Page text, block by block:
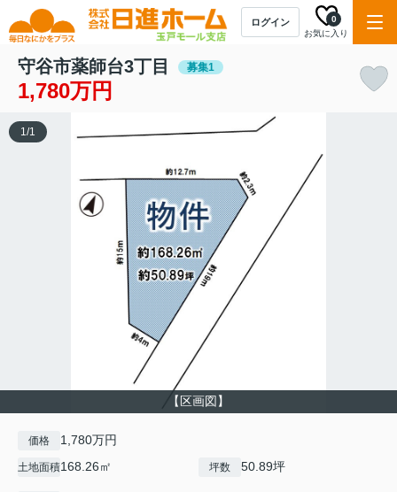
ログイン
お気に入り
0
守谷市薬師台3丁目 募集1
1,780万円
【区画図】
1/1
価格 1,780万円
土地面積168.26㎡ 坪数 50.89坪